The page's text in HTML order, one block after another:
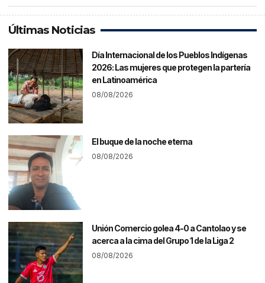
Últimas Noticias
Día Internacional de los Pueblos Indígenas
2026: Las mujeres que protegen la partería
en Latinoamérica
08/08/2026
El buque de la noche eterna
08/08/2026
Unión Comercio golea 4-0 a Cantolao y se
acerca a la cima del Grupo 1 de la Liga 2
08/08/2026